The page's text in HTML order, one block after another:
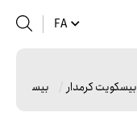
FA
بیسکویت کرمدار بیسکویت